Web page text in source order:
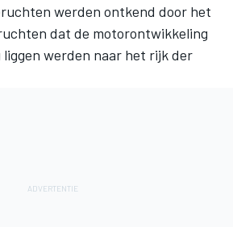
werden ontkend door het
dat de motorontwikkeling
liggen werden naar het rijk der